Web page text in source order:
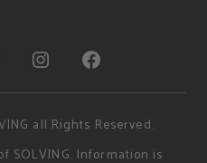
all Rights Reserved.
SOLVING. Information is